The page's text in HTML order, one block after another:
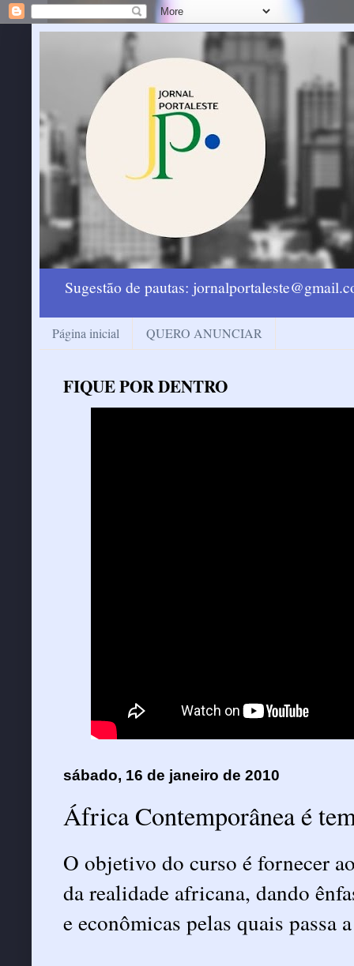
Sugestão de pautas:
Página inicial QUERO ANUNCIAR
FIQUE POR DENTRO
sábado, 16 de janeiro de 2010
África Contemporânea é
O objetivo do curso é fornecer
da realidade africana, dando
e econômicas pelas quais passa